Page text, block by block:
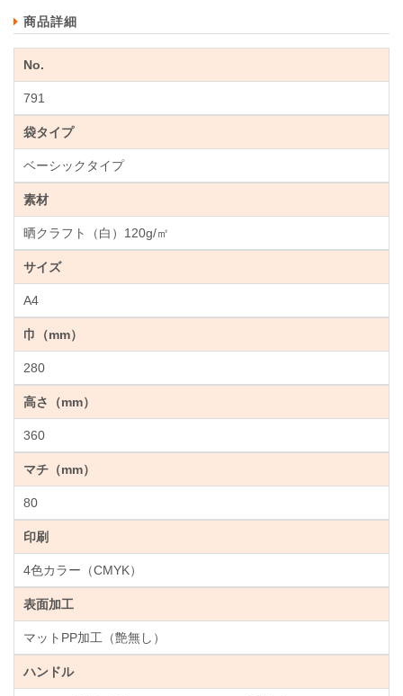
商品詳細
No.
791
袋タイプ
ベーシックタイプ
素材
晒クラフト（白）120g/㎡
サイズ
A4
巾（mm）
280
高さ（mm）
360
マチ（mm）
80
印刷
4色カラー（CMYK）
表面加工
マットPP加工（艶無し）
ハンドル